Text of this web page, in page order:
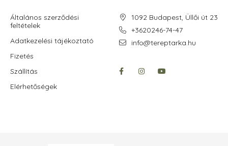
Általános szerződési
feltételek
Adatkezelési tájékoztató
Fizetés
Szállítás
Elérhetőségek
1092 Budapest, Üllői út 23
+3620246-74-47
info@tereptarka.hu